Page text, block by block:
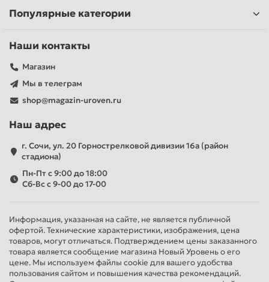
Популярные категории
Наши контакты
Магазин
Мы в телеграм
shop@magazin-uroven.ru
Наш адрес
г. Сочи, ул. 20 Горнострелковой дивизии 16а (район
стадиона)
Пн-Пт с 9:00 до 18:00
Сб-Вс с 9-00 до 17-00
Информация, указанная на сайте, не является публичной
офертой. Технические характеристики, изображения, цена
товаров, могут отличаться. Подтверждением цены заказанного
товара является сообщение магазина Новый Уровень о его
цене. Мы используем файлы cookie для вашего удобства
пользования сайтом и повышения качества рекомендаций.